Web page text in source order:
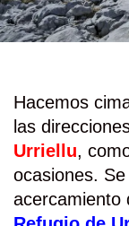
Hacemos
las
Urriellu,
ocasiones.
acercamiento